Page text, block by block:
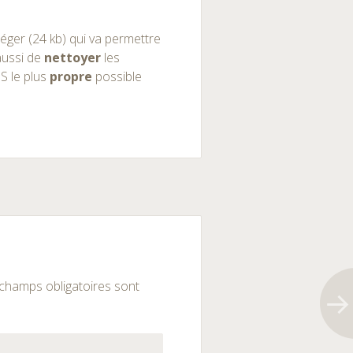
(24 kb) qui va permettre
de nettoyer les
le plus propre possible
obligatoires sont